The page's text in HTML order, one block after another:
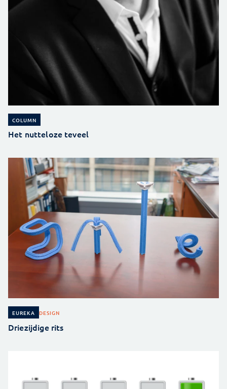
COLUMN
Het nutteloze teveel
EUREKA DESIGN
Driezijdige rits